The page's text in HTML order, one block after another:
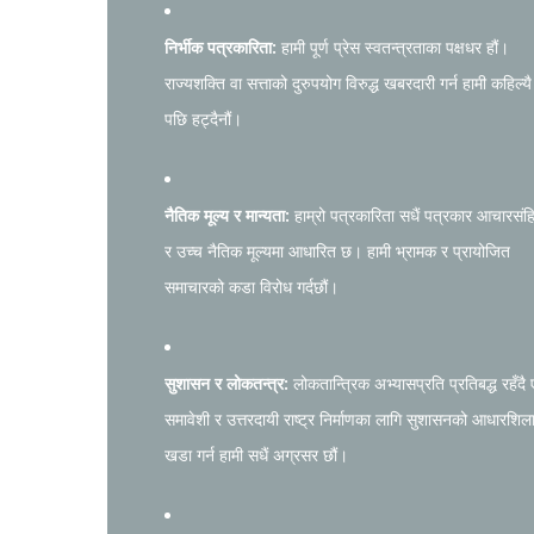
निर्भीक पत्रकारिता: हामी पूर्ण प्रेस स्वतन्त्रताका पक्षधर हौं।
राज्यशक्ति वा सत्ताको दुरुपयोग विरुद्ध खबरदारी गर्न हामी कहिल्यै
पछि हट्दैनौं।
नैतिक मूल्य र मान्यता: हाम्रो पत्रकारिता सधैं पत्रकार
र उच्च नैतिक मूल्यमा आधारित छ। हामी भ्रामक र प्रायोजित
समाचारको कडा विरोध गर्दछौं।
सुशासन र लोकतन्त्र: लोकतान्त्रिक अभ्यासप्रति प्रतिबद्ध रहँदै
समावेशी र उत्तरदायी राष्ट्र निर्माणका लागि सुशासनको आधारशिला
खडा गर्न हामी सधैं अग्रसर छौं।